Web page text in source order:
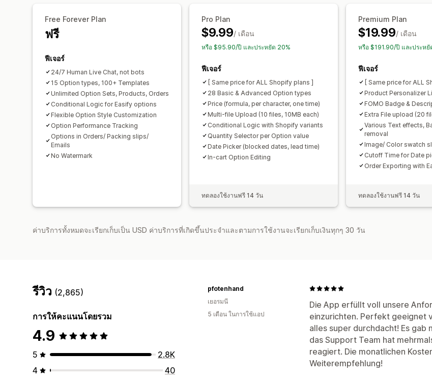
ค่าบริการตัวเลือกสินค้า
การกำ
การเติมเงินแบบพรีเมียม
Free Forever Plan
ฟรี
ฟีเจอร์
24/7 Human Live Chat, not bots
15 Option types, 100+ Templates
Unlimited Option Sets, Products, Orders
Conditional Logic for Easify options
Flexible Option Style Customization
Option Performance Tracking
Options in Orders/ Packing slips/
Emails
No Watermark
Pro Plan
$9.99/ เดือน
หรือ $95.90/ปี และประหยัด 20%
ฟีเจอร์
[ Same price for ALL Shopify plans ]
28 Basic & Advanced Option types
Price (formula, per character, one time)
Multi-file Upload (10 files, 10MB each)
Conditional Logic with Shopify variants
Quantity Selector per Option value
Date Picker (blocked dates, lead time)
In-cart Option Editing
ทดลองใช้งานฟรี 14 วัน
Premium Plan
$19.99/ เดือน
หรือ $191.90/ปี และประหยั
ฟีเจอร์
[ Same price for ALL
Product Personalizer
FOMO Badge &
Extra File upload (20
Various Text effects,
removal
Image/ Color swatch
Cutoff Time for Date
Order Exporting with
ทดลองใช้งานฟรี 14 วัน
ค่าบริการทั้งหมดจะเรียกเก็บเป็น USD ค่าบริการที่เกิดขึ้นประจำและตามการใช้งานจะเรียกเก็บเงินทุกๆ 30 วัน
รีวิว (2,865)
การให้คะแนนโดยรวม
4.9
5
2.8K
4
40
Die App erfüllt voll unsere
einzurichten. Perfekt geeignet
alles super durchdacht! Es gab
das Support Team hat
reagiert. Die monatlichen
Weiterempfehlung!
pfotenhand
เยอรมนี
5 เดือน ในการใช้แอป